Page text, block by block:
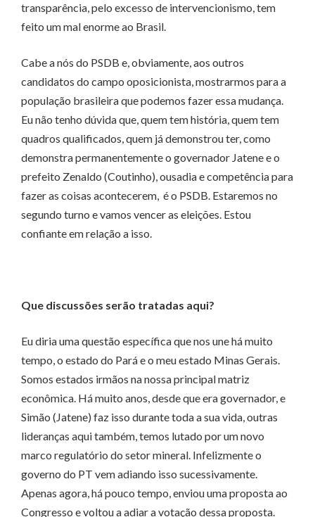
transparência, pelo excesso de intervencionismo, tem
feito um mal enorme ao Brasil.
Cabe a nós do PSDB e, obviamente, aos outros
candidatos do campo oposicionista, mostrarmos para a
população brasileira que podemos fazer essa mudança.
Eu não tenho dúvida que, quem tem história, quem tem
quadros qualificados, quem já demonstrou ter, como
demonstra permanentemente o governador Jatene e o
prefeito Zenaldo (Coutinho), ousadia e competência para
fazer as coisas acontecerem, é o PSDB. Estaremos no
segundo turno e vamos vencer as eleições. Estou
confiante em relação a isso.
Que discussões serão tratadas aqui?
Eu diria uma questão específica que nos une há muito
tempo, o estado do Pará e o meu estado Minas Gerais.
Somos estados irmãos na nossa principal matriz
econômica. Há muito anos, desde que era governador, e
Simão (Jatene) faz isso durante toda a sua vida, outras
lideranças aqui também, temos lutado por um novo
marco regulatório do setor mineral. Infelizmente o
governo do PT vem adiando isso sucessivamente.
Apenas agora, há pouco tempo, enviou uma proposta ao
Congresso e voltou a adiar a votação dessa proposta.